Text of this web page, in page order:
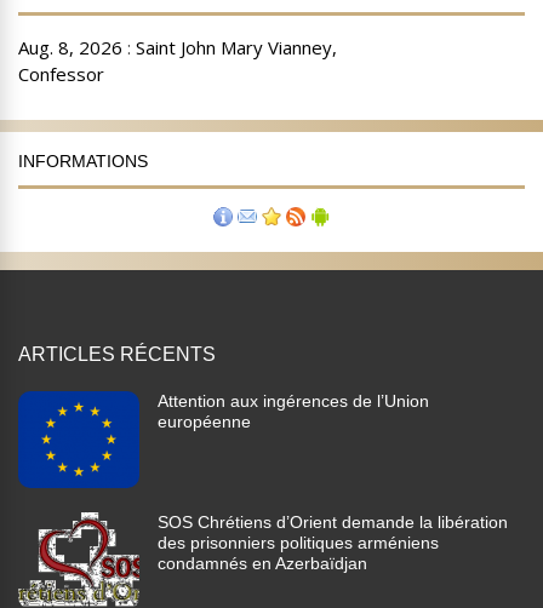
INFORMATIONS
ARTICLES RÉCENTS
Attention aux ingérences de l’Union
européenne
SOS Chrétiens d’Orient demande la libération
des prisonniers politiques arméniens
condamnés en Azerbaïdjan